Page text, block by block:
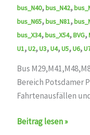
bus_N40,bus_N42,
bus_N65,bus_N81,
bus_X34,bus_X54,BVG,
U1,U2,U3,U4,U5,U6,
Bus
Bereich Potsdamer
Fahrtenausfällen
Störung
Beitrag lesen »